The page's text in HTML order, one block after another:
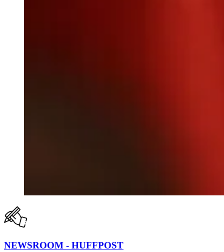
NEWSROOM - HUFFPOST